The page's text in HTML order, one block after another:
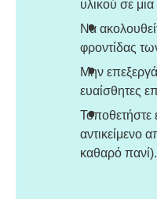
υλικού σε
Να
φροντίδας
Μην
ευαίσθητες
Τοποθετήστε
αντικείμενο
καθαρό πανί).